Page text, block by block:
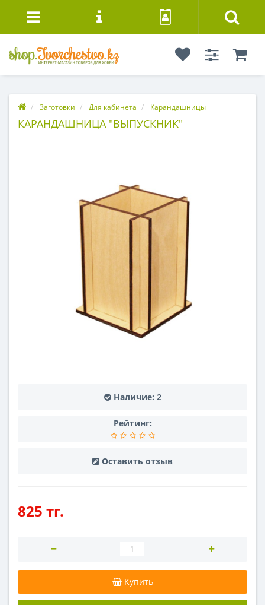
Заготовки Для кабинета Карандашницы
КАРАНДАШНИЦА "ВЫПУСКНИК"
Наличие: 2
Рейтинг:
Оставить отзыв
825 тг.
Купить